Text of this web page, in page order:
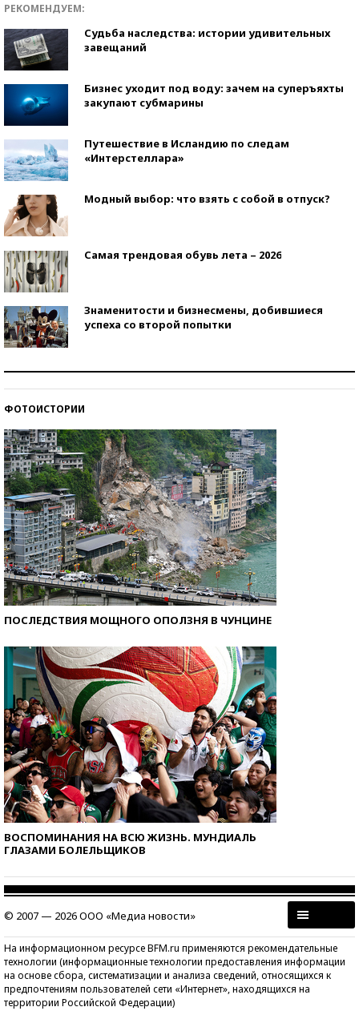
РЕКОМЕНДУЕМ:
Судьба наследства: истории удивительных
завещаний
Бизнес уходит под воду: зачем на суперъяхты
закупают субмарины
Путешествие в Исландию по следам
«Интерстеллара»
Модный выбор: что взять с собой в отпуск?
Самая трендовая обувь лета – 2026
Знаменитости и бизнесмены, добившиеся
успеха со второй попытки
ФОТОИСТОРИИ
ПОСЛЕДСТВИЯ МОЩНОГО ОПОЛЗНЯ В ЧУНЦИНЕ
ВОСПОМИНАНИЯ НА ВСЮ ЖИЗНЬ. МУНДИАЛЬ
ГЛАЗАМИ БОЛЕЛЬЩИКОВ
© 2007 — 2026 ООО «Медиа новости»
На информационном ресурсе BFM.ru применяются рекомендательные
технологии (информационные технологии предоставления информации
на основе сбора, систематизации и анализа сведений, относящихся к
предпочтениям пользователей сети «Интернет», находящихся на
территории Российской Федерации)